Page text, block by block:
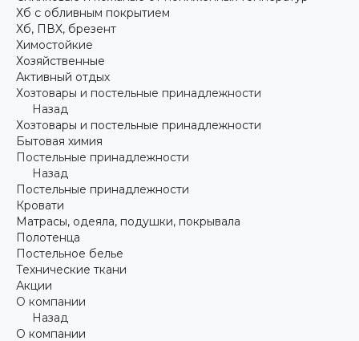
Хб с обливным покрытием
Хб, ПВХ, брезент
Химостойкие
Хозяйственные
Активный отдых
Хозтовары и постельные принадлежности
Назад
Хозтовары и постельные принадлежности
Бытовая химия
Постельные принадлежности
Назад
Постельные принадлежности
Кровати
Матрасы, одеяла, подушки, покрывала
Полотенца
Постельное белье
Технические ткани
Акции
О компании
Назад
О компании